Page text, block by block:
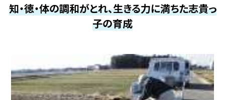
知・徳・体の調和がとれ、生きる力に満ちた志貴っ
子の育成